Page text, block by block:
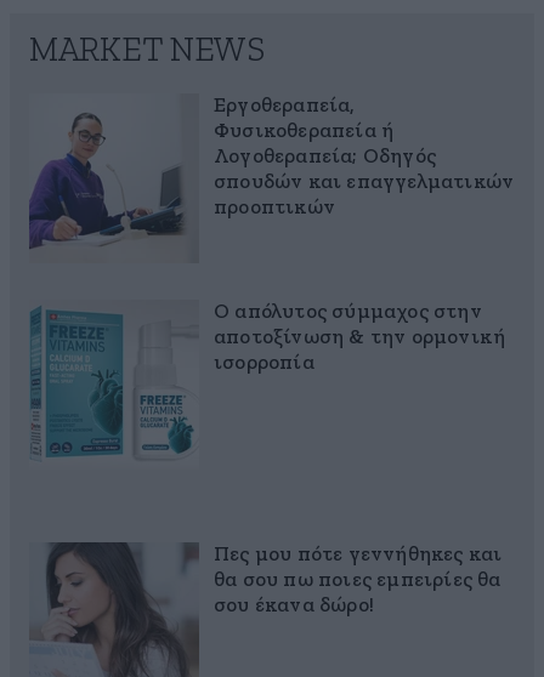
MARKET NEWS
Εργοθεραπεία,
Φυσικοθεραπεία ή
Λογοθεραπεία; Οδηγός
σπουδών και επαγγελματικών
προοπτικών
Ο απόλυτος σύμμαχος στην
αποτοξίνωση & την ορμονική
ισορροπία
Πες μου πότε γεννήθηκες και
θα σου πω ποιες εμπειρίες θα
σου έκανα δώρο!